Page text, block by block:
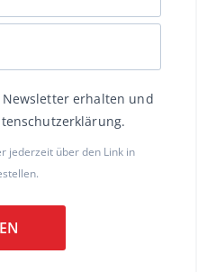
erhalten und
jederzeit über den Link in